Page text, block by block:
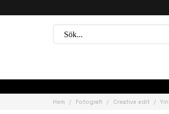
Hem Fotografi Creative edit